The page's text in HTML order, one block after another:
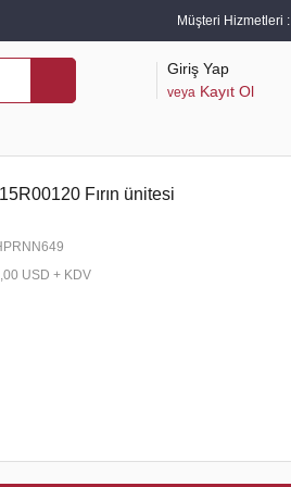
Müşteri Hizmetleri :
Giriş Yap
veya Kayıt Ol
Fırın ünitesi
USD + KDV